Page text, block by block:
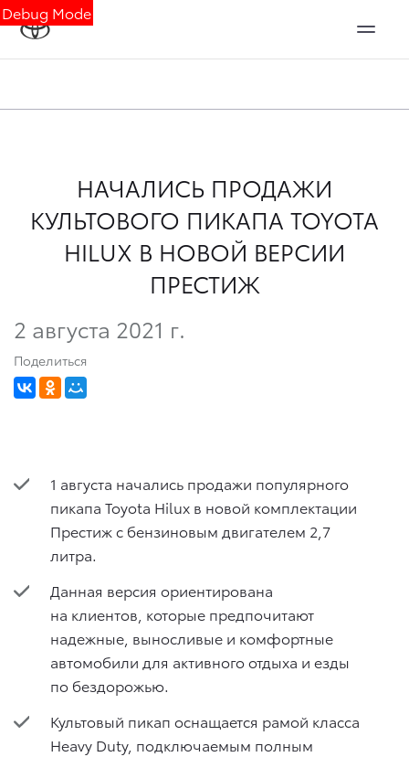
Debug Mode
НАЧАЛИСЬ ПРОДАЖИ
КУЛЬТОВОГО ПИКАПА TOYOTA
HILUX В НОВОЙ ВЕРСИИ
ПРЕСТИЖ
2 августа 2021 г.
Поделиться
1 августа начались продажи популярного
пикапа Toyota Hilux в новой комплектации
Престиж с бензиновым двигателем 2,7
литра.
Данная версия ориентирована
на клиентов, которые предпочитают
надежные, выносливые и комфортные
автомобили для активного отдыха и езды
по бездорожью.
Культовый пикап оснащается рамой класса
Heavy Duty, подключаемым полным